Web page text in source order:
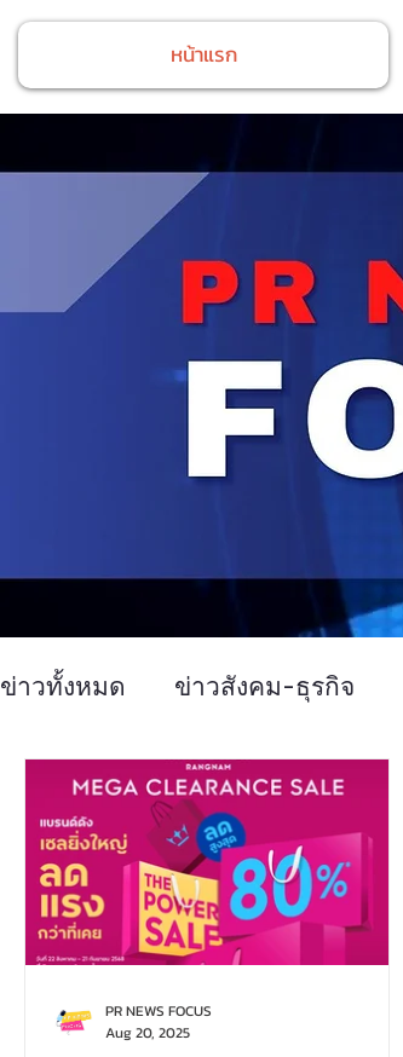
หน้าแรก
ข่าวทั้งหมด ข่าวสังคม-ธุรกิจ
ข่าวงานประชุม-อบรมสัมมนา
บทความประชาสัมพันธ์
PR NEWS FOCUS
Aug 20, 2025